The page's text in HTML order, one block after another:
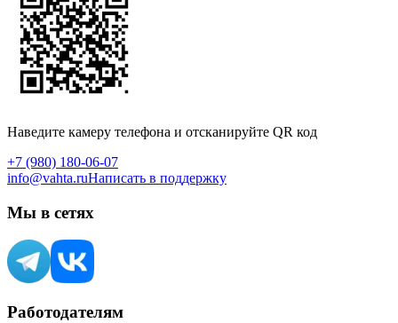
Наведите камеру телефона и отсканируйте QR код
+7 (980) 180-06-07
info@vahta.ruНаписать в поддержку
Мы в сетях
Работодателям